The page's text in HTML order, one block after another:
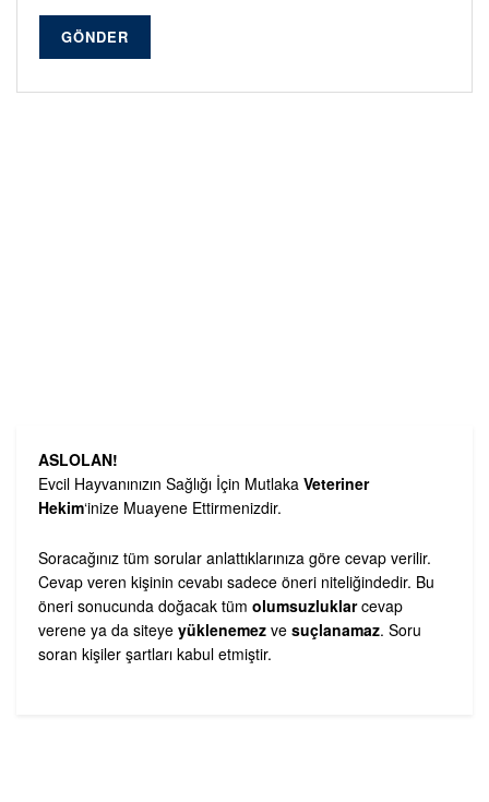
GÖNDER
ASLOLAN!
Evcil Hayvanınızın Sağlığı İçin Mutlaka Veteriner
Hekim‘inize Muayene Ettirmenizdir.
Soracağınız tüm sorular anlattıklarınıza göre cevap verilir.
Cevap veren kişinin cevabı sadece öneri niteliğindedir. Bu
öneri sonucunda doğacak tüm olumsuzluklarcevap
verene ya da siteye yüklenemez ve suçlanamaz. Soru
soran kişiler şartları kabul etmiştir.